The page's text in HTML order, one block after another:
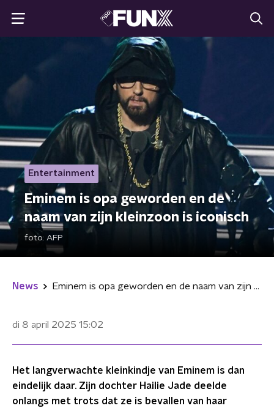
Entertainment
Eminem is opa geworden en de
naam van zijn kleinzoon is iconisch
foto: AFP
News Eminem is opa geworden en de naam van zijn kleinzoon is iconisch
di 8 april 2025 15:02
Het langverwachte kleinkindje van Eminem is dan
eindelijk daar. Zijn dochter Hailie Jade deelde
onlangs met trots dat ze is bevallen van haar